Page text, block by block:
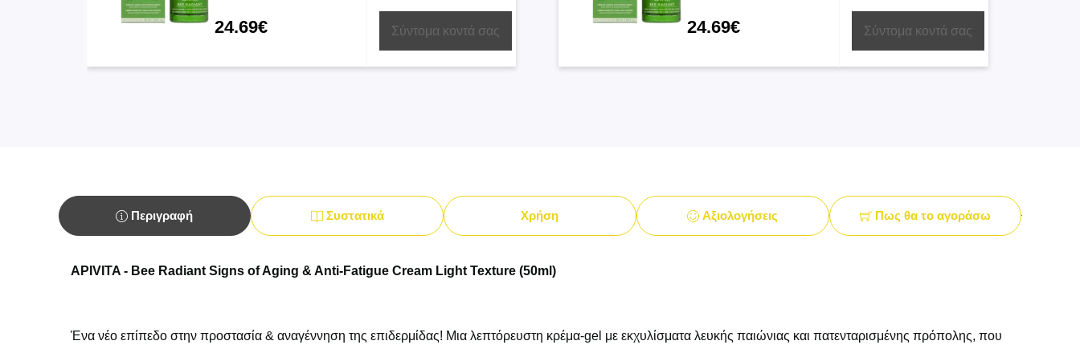
24.69€ Σύντομα κοντά σας 24.69€ Σύντομα κοντά σας
Περιγραφή Συστατικά Χρήση Αξιολογήσεις Πως θα το αγοράσω
APIVITA - Bee Radiant Signs of Aging & Anti-Fatigue Cream Light Texture (50ml)
Ένα νέο επίπεδο στην προστασία & αναγέννηση της επιδερμίδας! Μια λεπτόρευστη κρέμα-gel με εκχυλίσματα λευκής παιώνιας και πατενταρισμένης πρόπολης, που